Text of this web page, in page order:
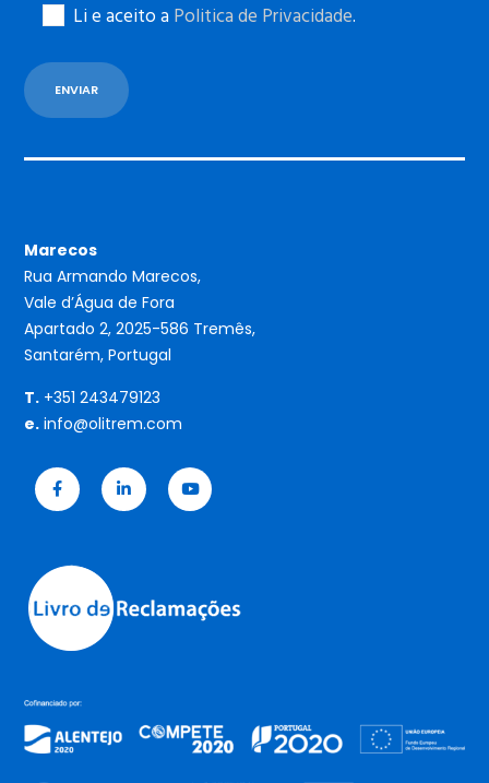
Li e aceito aPolitica de Privacidade.
Marecos
Rua Armando Marecos,
Vale d’Água de Fora
Apartado 2, 2025-586 Tremês,
Santarém, Portugal
T. +351 243479123
e. info@olitrem.com